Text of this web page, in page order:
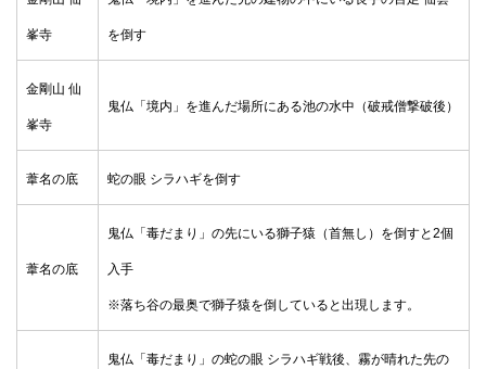
峯寺 を倒す
金剛山 仙
峯寺
鬼仏「境内」を進んだ場所にある池の水中（破戒僧撃破後）
葦名の底 蛇の眼 シラハギを倒す
葦名の底
鬼仏「毒だまり」の先にいる獅子猿（首無し）を倒すと2個
入手
※落ち谷の最奥で獅子猿を倒していると出現します。
鬼仏「毒だまり」の蛇の眼 シラハギ戦後、霧が晴れた先の